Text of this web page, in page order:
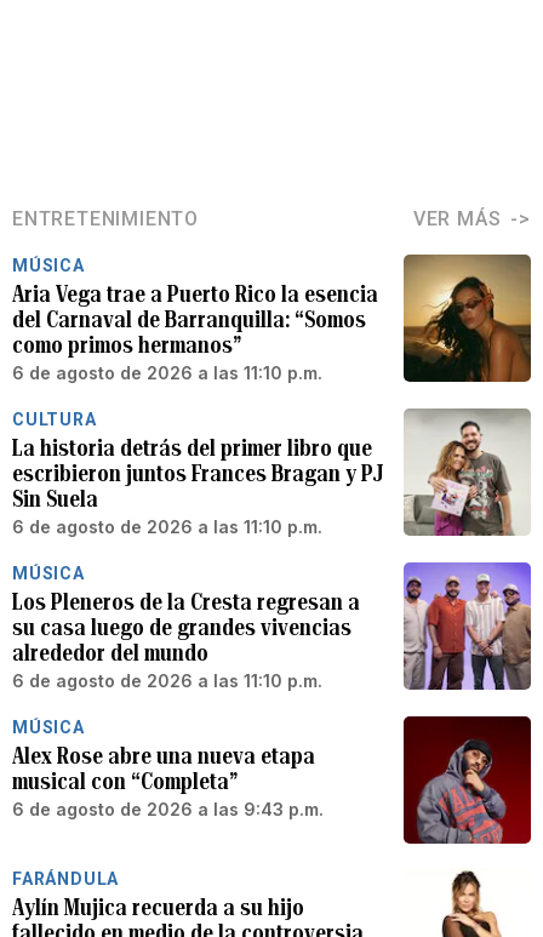
ENTRETENIMIENTO VER MÁS
MÚSICA
Aria Vega trae a Puerto Rico la esencia
del Carnaval de Barranquilla: “Somos
como primos hermanos”
6 de agosto de 2026 a las 11:10 p.m.
CULTURA
La historia detrás del primer libro que
escribieron juntos Frances Bragan y PJ
Sin Suela
6 de agosto de 2026 a las 11:10 p.m.
MÚSICA
Los Pleneros de la Cresta regresan a
su casa luego de grandes vivencias
alrededor del mundo
6 de agosto de 2026 a las 11:10 p.m.
MÚSICA
Alex Rose abre una nueva etapa
musical con “Completa”
6 de agosto de 2026 a las 9:43 p.m.
FARÁNDULA
Aylín Mujica recuerda a su hijo